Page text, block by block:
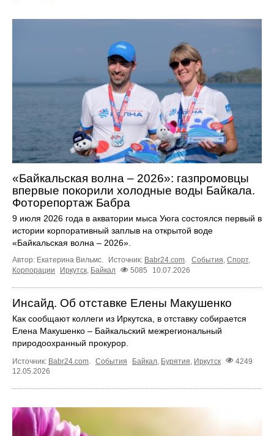
«Байкальская волна – 2026»: газпромовцы
впервые покорили холодные воды Байкала.
Фоторепортаж Бабра
9 июля 2026 года в акватории мыса Уюга состоялся первый в
истории корпоративный заплыв на открытой воде
«Байкальская волна – 2026».
Автор: Екатерина Вильмс. Источник: Babr24.com. События, Спорт,
Корпорации
Иркутск, Байкал 5085 10.07.2026
Инсайд. Об отставке Елены Макушенко
Как сообщают коллеги из Иркутска, в отставку собирается
Елена Макушенко – Байкальский межрегиональный
природоохранный прокурор.
Источник: Babr24.com События Байкал Бурятия Иркутск
4249
12.05.2026